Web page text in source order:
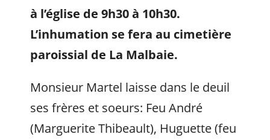
à l’église de 9h30 à 10h30.
L’inhumation se fera au cimetière
paroissial de La Malbaie.
Monsieur Martel laisse dans le deuil
ses frères et soeurs: Feu André
(Marguerite Thibeault), Huguette (feu